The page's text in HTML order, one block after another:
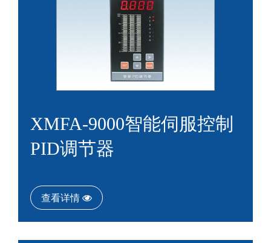
XMFA-9000智能伺服控制
PID调节器
查看详情